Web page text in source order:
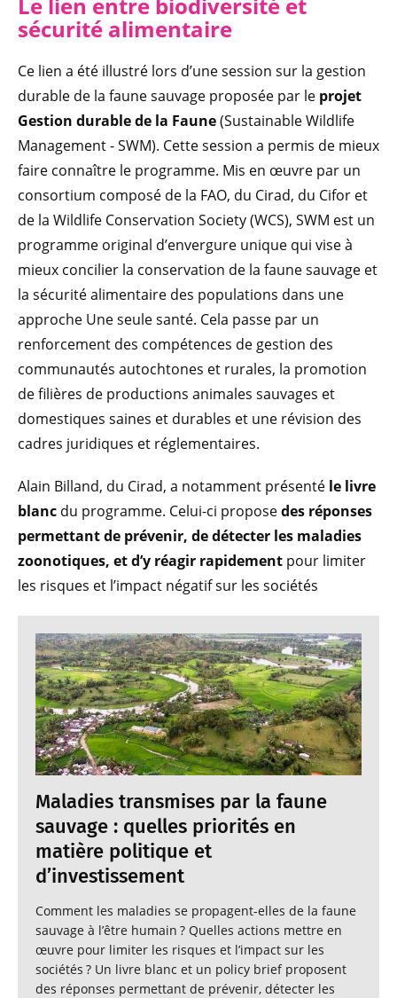
sécurité alimentaire
Ce lien a été illustré lors d’une session sur la gestion
durable de la faune sauvage proposée par le projet
Gestion durable de la Faune(Sustainable Wildlife
Management - SWM). Cette session a permis de mieux
faire connaître le programme. Mis en œuvre par un
consortium composé de la FAO, du Cirad, du Cifor et
de la Wildlife Conservation Society (WCS), SWM est un
programme original d’envergure unique qui vise à
mieux concilier la conservation de la faune sauvage et
la sécurité alimentaire des populations dans une
approche Une seule santé. Cela passe par un
renforcement des compétences de gestion des
communautés autochtones et rurales, la promotion
de filières de productions animales sauvages et
domestiques saines et durables et une révision des
cadres juridiques et réglementaires.
Alain Billand, du Cirad, a notamment présenté le livre
blanc du programme. Celui-ci proposedes réponses
permettant de prévenir, de détecter les maladies
zoonotiques, et d’y réagir rapidement pour limiter
les risques et l’impact négatif sur les sociétés
Maladies transmises par la faune
sauvage : quelles priorités en
matière politique et
d’investissement
Comment les maladies se propagent-elles de la faune
sauvage à l’être humain ? Quelles actions mettre en
œuvre pour limiter les risques et l’impact sur les
sociétés ? Un livre blanc et un policy brief proposent
des réponses permettant de prévenir, détecter les